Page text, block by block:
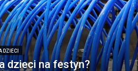
DZIECI
dzieci na festyn?